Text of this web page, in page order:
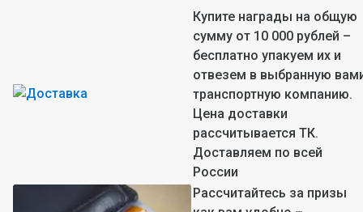
Купите награды на общую
сумму от 10 000 рублей –
бесплатно упакуем их и
отвезем в выбранную
транспортную компанию.
Цена доставки
рассчитывается ТК.
Доставляем по всей
России
Рассчитайтесь за призы